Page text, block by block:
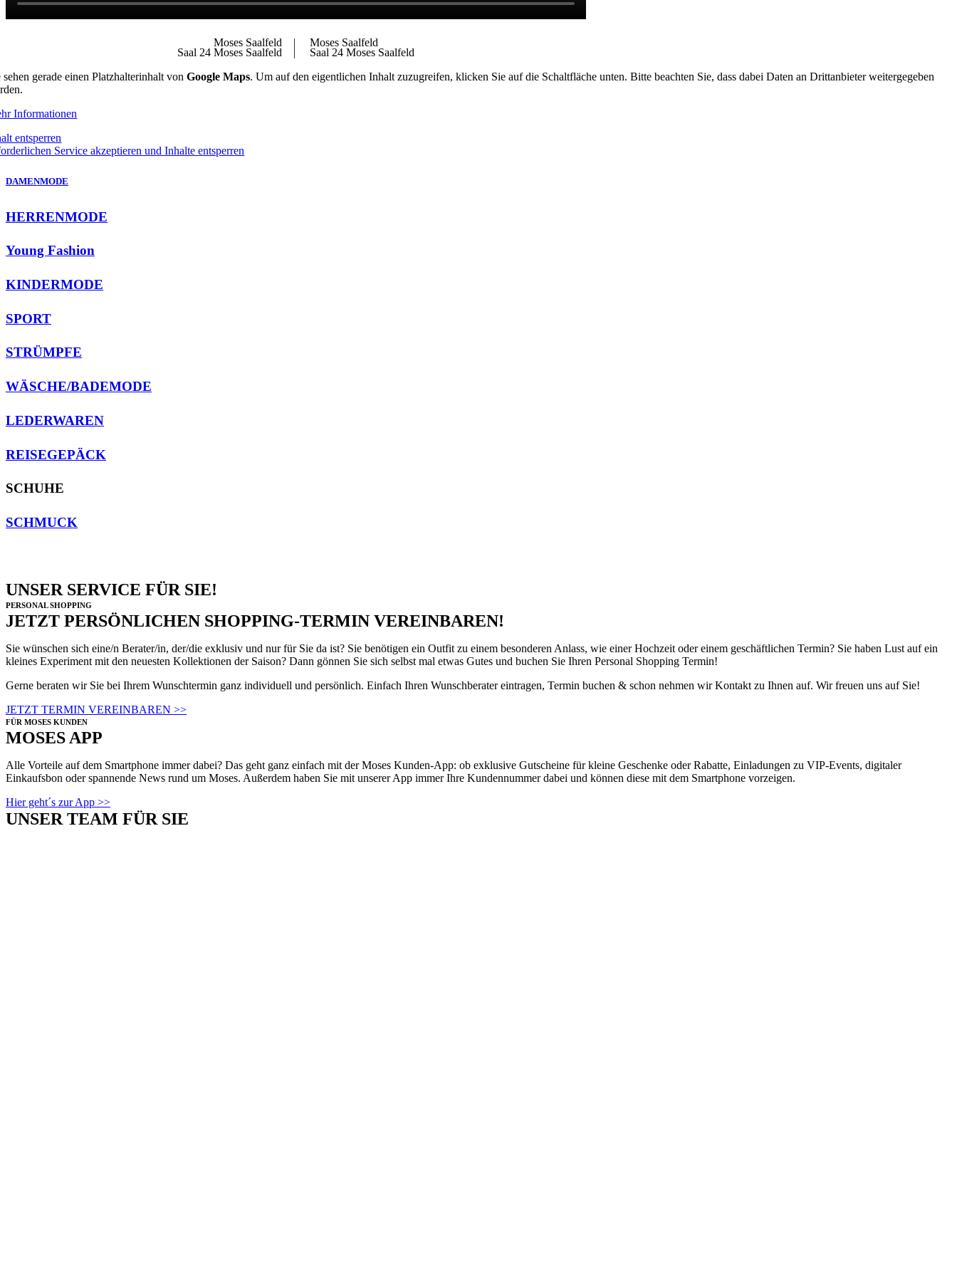
Moses Saalfeld |
Moses Saalfeld
Saal 24 Moses Saalfeld |
Saal 24 Moses Saalfeld
sehen gerade einen Platzhalterinhalt vonGoogle Maps. Um auf den eigentlichen Inhalt zuzugreifen, klicken Sie auf die Schaltfläche unten. Bitte beachten Sie, dass dabei Daten an Drittanbieter weitergegeben
Informationen
entsperren
Service akzeptieren und Inhalte entsperren
DAMENMODE
HERRENMODE
Young Fashion
KINDERMODE
SPORT
STRÜMPFE
WÄSCHE/BADEMODE
LEDERWAREN
REISEGEPÄCK
SCHUHE
SCHMUCK
UNSER SERVICE FÜR SIE!
PERSONAL SHOPPING
JETZT PERSÖNLICHEN SHOPPING-TERMIN VEREINBAREN!
Sie wünschen sich eine/n Berater/in, der/die exklusiv und nur für Sie da ist? Sie benötigen ein Outfit zu einem besonderen Anlass, wie einer Hochzeit oder einem geschäftlichen Termin? Sie haben Lust auf ein
kleines Experiment mit den neuesten Kollektionen der Saison? Dann gönnen Sie sich selbst mal etwas Gutes und buchen Sie Ihren Personal Shopping Termin!
Gerne beraten wir Sie bei Ihrem Wunschtermin ganz individuell und persönlich. Einfach Ihren Wunschberater eintragen, Termin buchen & schon nehmen wir Kontakt zu Ihnen auf. Wir freuen uns auf Sie!
JETZT TERMIN VEREINBAREN >>
FÜR MOSES KUNDEN
MOSES APP
Alle Vorteile auf dem Smartphone immer dabei? Das geht ganz einfach mit der Moses Kunden-App: ob exklusive Gutscheine für kleine Geschenke oder Rabatte, Einladungen zu VIP-Events, digitaler
Einkaufsbon oder spannende News rund um Moses. Außerdem haben Sie mit unserer App immer Ihre Kundennummer dabei und können diese mit dem Smartphone vorzeigen.
Hier geht´s zur App >>
UNSER TEAM FÜR SIE